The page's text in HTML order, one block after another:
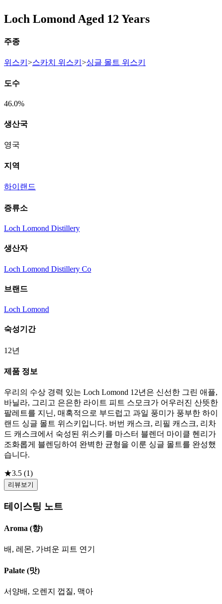
Loch Lomond Aged 12 Years
주종
위스키 >스카치 위스키 >싱글 몰트 위스키
도수
46.0%
생산국
영국
지역
하이랜드
증류소
Loch Lomond Distillery
생산자
Loch Lomond Distillery Co
브랜드
Loch Lomond
숙성기간
12년
제품 정보
우리의 수상 경력 있는 Loch Lomond 12년은 신선한 그린 애플,
바닐라, 그리고 은은한 라이트 피트 스모크가 어우러진 산뜻한
팔레트를 지닌, 매혹적으로 부드럽고 과일 풍미가 풍부한 하이
랜드 싱글 몰트 위스키입니다. 버번 캐스크, 리필 캐스크, 리차
드 캐스크에서 숙성된 위스키를 마스터 블렌더 마이클 헨리가
조화롭게 블렌딩하여 완벽한 균형을 이룬 싱글 몰트를 완성했
습니다.
★3.5 (1)
리뷰보기
테이스팅 노트
Aroma (향)
배, 레몬, 가벼운 피트 연기
Palate (맛)
서양배, 오렌지 껍질, 맥아